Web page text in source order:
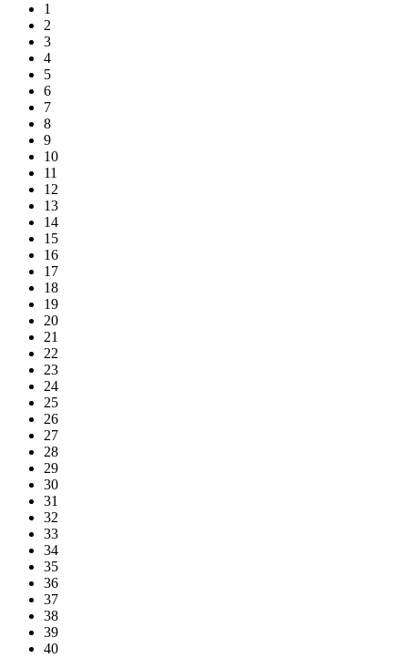
1
2
3
4
5
6
7
8
9
10
11
12
13
14
15
16
17
18
19
20
21
22
23
24
25
26
27
28
29
30
31
32
33
34
35
36
37
38
39
40